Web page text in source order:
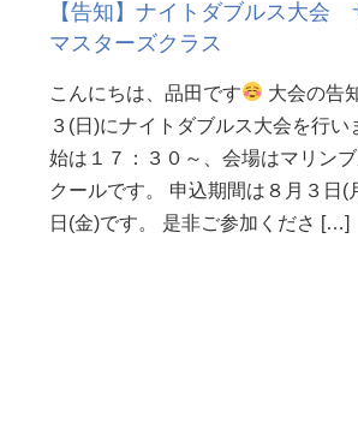
【告知】ナイトダブルス大会
マスターズクラス
こんにちは、品田です
大会の告
３(日)にナイトダブルス大会を行い
始は１７：３０～、会場はマリン
クールです。 申込期間は８月３日(
日(金)です。 是非ご参加くださ […]